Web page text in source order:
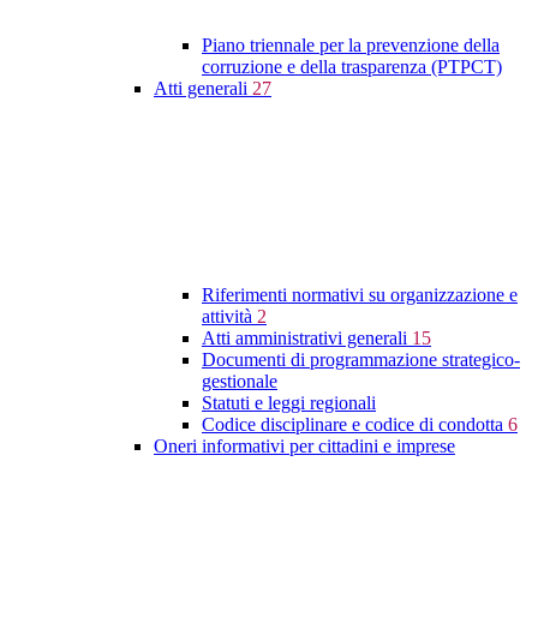
Piano triennale per la prevenzione della
corruzione e della trasparenza (PTPCT)
Atti generali 27
Riferimenti normativi su organizzazione e
attività 2
Atti amministrativi generali 15
Documenti di programmazione strategico-
gestionale
Statuti e leggi regionali
Codice disciplinare e codice di condotta 6
Oneri informativi per cittadini e imprese